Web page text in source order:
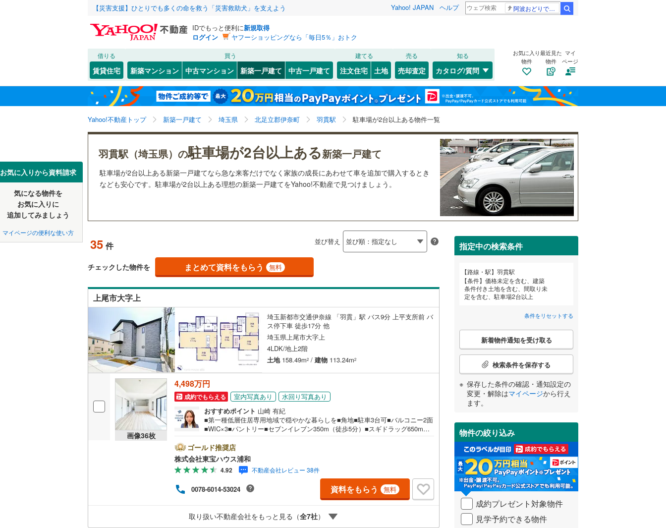
【災害支援】ひとりでも多くの命を救う「災害救助犬」を支えよう Yahoo! JAPAN ヘルプ 阿波おどりで不適切な動画
IDでもっと便利に新規取得
ログイン
ヤフーショッピングなら「毎日5％」おトク
借りる
賃貸住宅
買う
新築マンション 中古マンション 新築一戸建て 中古一戸建て
建てる
注文住宅 土地
売る
売却査定
知る
カタログ/質問
お気に入り
物件
最近見た
物件
マイ
ページ
Yahoo!不動産トップ 新築一戸建て 埼玉県 北足立郡伊奈町 羽貫駅 駐車場が2台以上ある物件一覧
お気に入りから資料請求
気になる物件を
お気に入りに
追加してみましょう
マイページの便利な使い方
羽貫駅（埼玉県）の駐車場が2台以上ある新築一戸建て
駐車場が2台以上ある新築一戸建てなら急な来客だけでなく家族の成長にあわせて車を追加で購入するとき
なども安心です。駐車場が2台以上ある理想の新築一戸建てをYahoo!不動産で見つけましょう。
35 件 並び替え
チェックした物件を まとめて資料をもらう 無料
上尾市大字上
埼玉新都市交通伊奈線 「羽貫」駅 バス9分 上平支所前 バ
ス停下車 徒歩17分 他
埼玉県上尾市大字上
4LDK/地上2階
土地158.49m2 / 建物 113.24m2
画像36枚
4,498万円
成約でもらえる 室内写真あり
水回り写真あり
おすすめポイント 山崎 有紀
■第一種低層住居専用地域で穏やかな暮らしを■角地■駐車3台可■バルコニー2面
■WIC×3■パントリー■セブンイレブン350m（徒歩5分）■スギドラッグ650m
問い合わせがスムーズにご案内できますぜひお気軽にご連絡下さい！東宝ハウ
スライフソリューションズグループ 東宝ハウス浦和 特別提携金利〔一例〕
東宝ハウス浦和の住宅ローン■変動金利全期間引下げプラン⇒住宅ローン金利優
遇割の最大適用《0.89％》と某信用金庫金利1.275％の比較借入金4000万円返済
期間35年の総返済額の差額:303万円※2026年7月末実行分まで（審査・要件があ
ります）◇TOHO HOUSE CLUBで生涯の安心をお届け◇東宝ハウスのライフパ
ートナーが直接ご対応ライフプランニング、かけつけサポート、Club Offプレミ
ゴールド推奨店
株式会社東宝ハウス浦和
4.92 不動産会社レビュー 38件
0078-6014-53024 資料をもらう 無料
取り扱い不動産会社をもっと見る（全7社）
指定中の検索条件
路線・駅
羽貫駅
条件
価格未定を含む、建築
条件付き土地を含む、間取り未
定を含む、駐車場2台以上
条件をリセットする
こ
検
条
件
受
け
取
る
・
条
件
を
イ
ペ
新着物件通知を受け取る
検索条件を保存する
保存した条件の確認・通知設定の
変更・解除はマイページから行え
ます。
物件の絞り込み
成約プレゼント対象物件
見学予約できる物件
北海道 北海道
東北 青森 岩手 宮城 秋田 山形 福島
関東 東京 神奈川 埼玉 千葉 茨城
新潟 長野 富山
東海 愛知 岐阜 静岡 三重
和歌山
中国 鳥取 島根 岡山 広島 山口
高知
福岡 佐賀 長崎 鹿児島 沖縄
該当物件0件 この条件で検索する 条件をリセットする
該当物件0件 この条件で検索する 条件をリセットする
該当物件0件 この条件で検索する 条件をリセットする
JR 函館本線(0) 札沼線(0) 千歳線(0)
石勝線(0) 室蘭本線(0) 日高本線(0)
根室本線(0) 富良野線(0) 宗谷本線(0)
石北本線
(0) 釧網本線 (0)
常磐線(1,011) 水郡線(228) 川越線(580)
高崎線(991) 上越線(255) 吾妻線(50)
両毛線(312) 水戸線(66) 日光線
仙石線(216)
大船渡線(15)
釜石線(6)
花輪線 (0) 八戸線(4)
大湊線(0)
陸羽西線(0)
左沢線( 47
男鹿線(0 五能線(0)
羽越本線 5) 白新線 信越本線(107)
飯山線(0 越後線(13 弥彦線(0)
湘南新宿ライン（宇都宮～逗子）
(1,225)
湘南新宿ライン（前橋～小田原）
総武本線(284)
京葉線(98
成田線(213) 鹿島線(6) 久留里線(132)
東金線
29 ) 山手線(2)
南武線(187) 武蔵野線(955)
根岸線(195) 横須賀線(328 )
中央本線（JR東日本）(769 ) 青梅線
五日市線(171) 八高線 小海線(5)
該当物件0件 この条件で検索する 条件をリセットする
(25) (10) (10) (22) (30) ( 23) (69) (76) (57) (45) (35)
該当物件0件 この条件で検索する 条件をリセットする
こだわり条件 設備
床暖房（0） オール電化（5） トイレ２か所（34）
駐車場2台以上（35） ビルトインガレージ（1） 太陽光発電システム（5）
ＴＶモニタ付インターホン
（34）
防犯カメラ（1）
配置、向き、建ち方、日当たり
前道6m以上（22） 角地（7） 南道路 （1）
LD
（35）
18）
（ 19）
住宅性能評価付き（15
長期優良住宅（19）
大規模（総区画数50戸以上）
立地
最寄りの駅が始発駅（1） 海まで2km以内 小学校まで1km以内（ 22）
間取り、居室全体
吹き抜け（2） バリアフリー住宅 （ 17） 間取り変更可能（
二世帯向け（0） 3階建て以上（0 ）
サービスルーム（納戸）（4）
キッチン
独立型キッチン（0） 対面キッチン
該当物件0件 この条件で検索する 条件をリセットする
検索条件を保存しました
この検索条件の新着物件通知は、 マイページから設定できます。
保存した条件を見る
羽貫駅、価格未定を含む、建築条件付き土地を含む、間
取り未定を含む、駐車場2台以上
検索条件を保存する
閉じる お気に入りリストを見る
閉じる
閉じる お気に入りリストを見る
閉じる